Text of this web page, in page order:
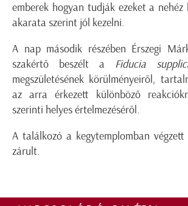
emberek hogyan tudják ezeket a nehéz
akarata szerint jól kezelni.
A nap második részében Érszegi
szakértő beszélt a Fiducia
megszületésének körülményeiről,
az arra érkezett különböző
szerinti helyes értelmezéséről.
A találkozó a kegytemplomban végzett
zárult.